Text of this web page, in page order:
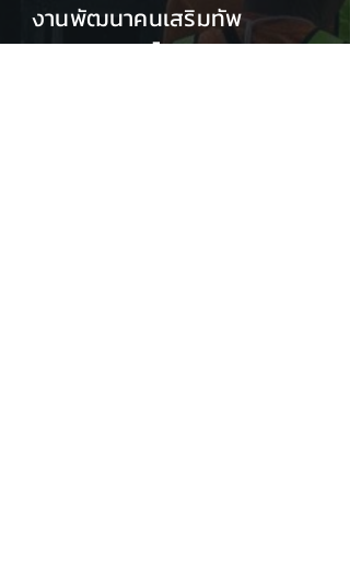
งานพัฒนาคนเสริมทัพ
อุตสาหกรรมไทย